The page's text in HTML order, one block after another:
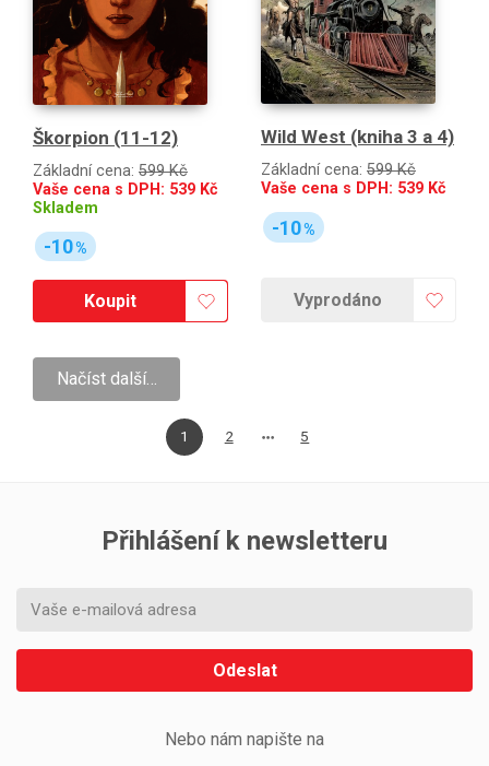
Škorpion (11-12)
Základní cena: 599 Kč
Vaše cena s DPH: 539 Kč
Skladem
-10%
Koupit
Wild West (kniha 3 a 4)
Základní cena: 599 Kč
Vaše cena s DPH: 539 Kč
-10%
Vyprodáno
Načíst další…
1 2 5
Přihlášení k newsletteru
Odeslat
Nebo nám napište na